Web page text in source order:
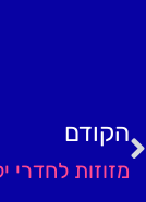
הקודם